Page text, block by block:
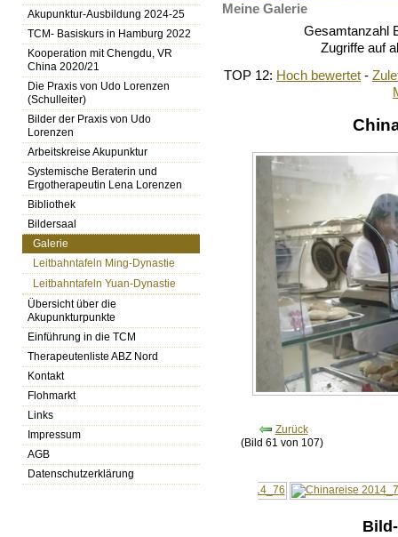
Akupunktur-Ausbildung 2024-25
TCM- Basiskurs in Hamburg 2022
Kooperation mit Chengdu, VR
China 2020/21
Die Praxis von Udo Lorenzen
(Schulleiter)
Bilder der Praxis von Udo
Lorenzen
Arbeitskreise Akupunktur
Systemische Beraterin und
Ergotherapeutin Lena Lorenzen
Bibliothek
Bildersaal
Galerie
Leitbahntafeln Ming-Dynastie
Leitbahntafeln Yuan-Dynastie
Übersicht über die
Akupunkturpunkte
Einführung in die TCM
Therapeutenliste ABZ Nord
Kontakt
Flohmarkt
Links
Impressum
AGB
Datenschutzerklärung
Meine Galerie
Gesamtanzahl
Zugriffe auf
TOP 12: Hoch bewertet -
Zurück
(Bild 61 von 107)